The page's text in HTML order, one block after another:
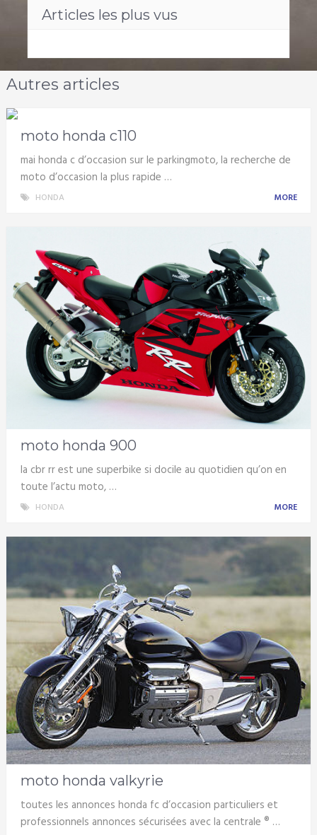
Articles les plus vus
Autres articles
moto honda c110
mai honda c d’occasion sur le parkingmoto, la recherche de
moto d’occasion la plus rapide …
HONDA MORE
moto honda 900
la cbr rr est une superbike si docile au quotidien qu’on en
toute l’actu moto, …
HONDA MORE
moto honda valkyrie
toutes les annonces honda fc d’occasion particuliers et
professionnels annonces sécurisées avec la centrale ® …